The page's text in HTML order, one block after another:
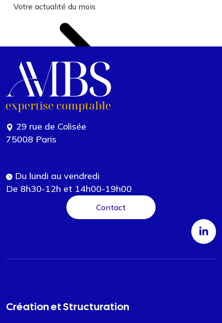
Votre actualité du mois
29 rue de Colisée
75008 Paris
Du lundi au vendredi
De 8h30-12h et 14h00-19h00
Contact
Création et Structuration